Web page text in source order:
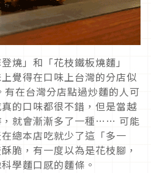
燒」和「花枝鐵板燒麵」
上覺得在口味上台灣的分店似
在台灣分店點過炒麵的人可
的口味都很不錯，但是當越
，就會漸漸多了一種…… 可能
總本店吃就少了這「多一
脆，有一度以為是花枝腳，
學麵口感的麵條。